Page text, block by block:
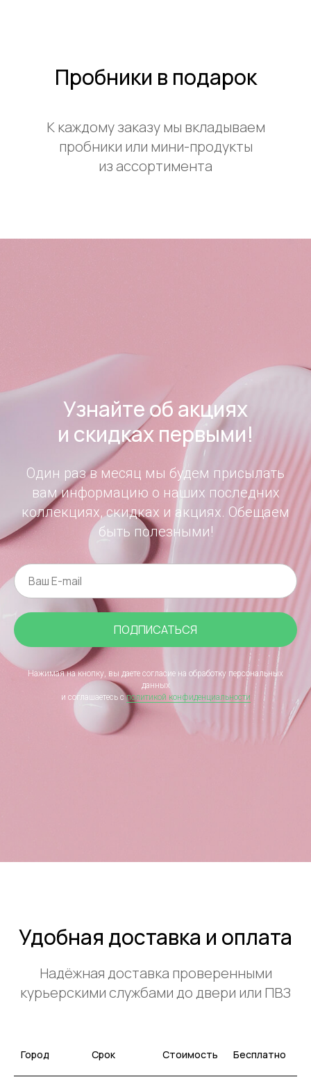
Пробники в подарок
К каждому заказу мы вкладываем
пробники или мини-продукты
из ассортимента
Узнайте об акциях
и скидках первыми!
Один раз в месяц мы будем присылать
вам информацию о наших последних
коллекциях, скидках и акциях. Обещаем
быть полезными!
ПОДПИСАТЬСЯ
Нажимая на кнопку, вы даете согласие на обработку персональных
данных
и соглашаетесь cполитикой конфиденциальности
Удобная доставка и оплата
Надёжная доставка проверенными
курьерскими службами до двери или ПВЗ
Город Срок Стоимость Бесплатно